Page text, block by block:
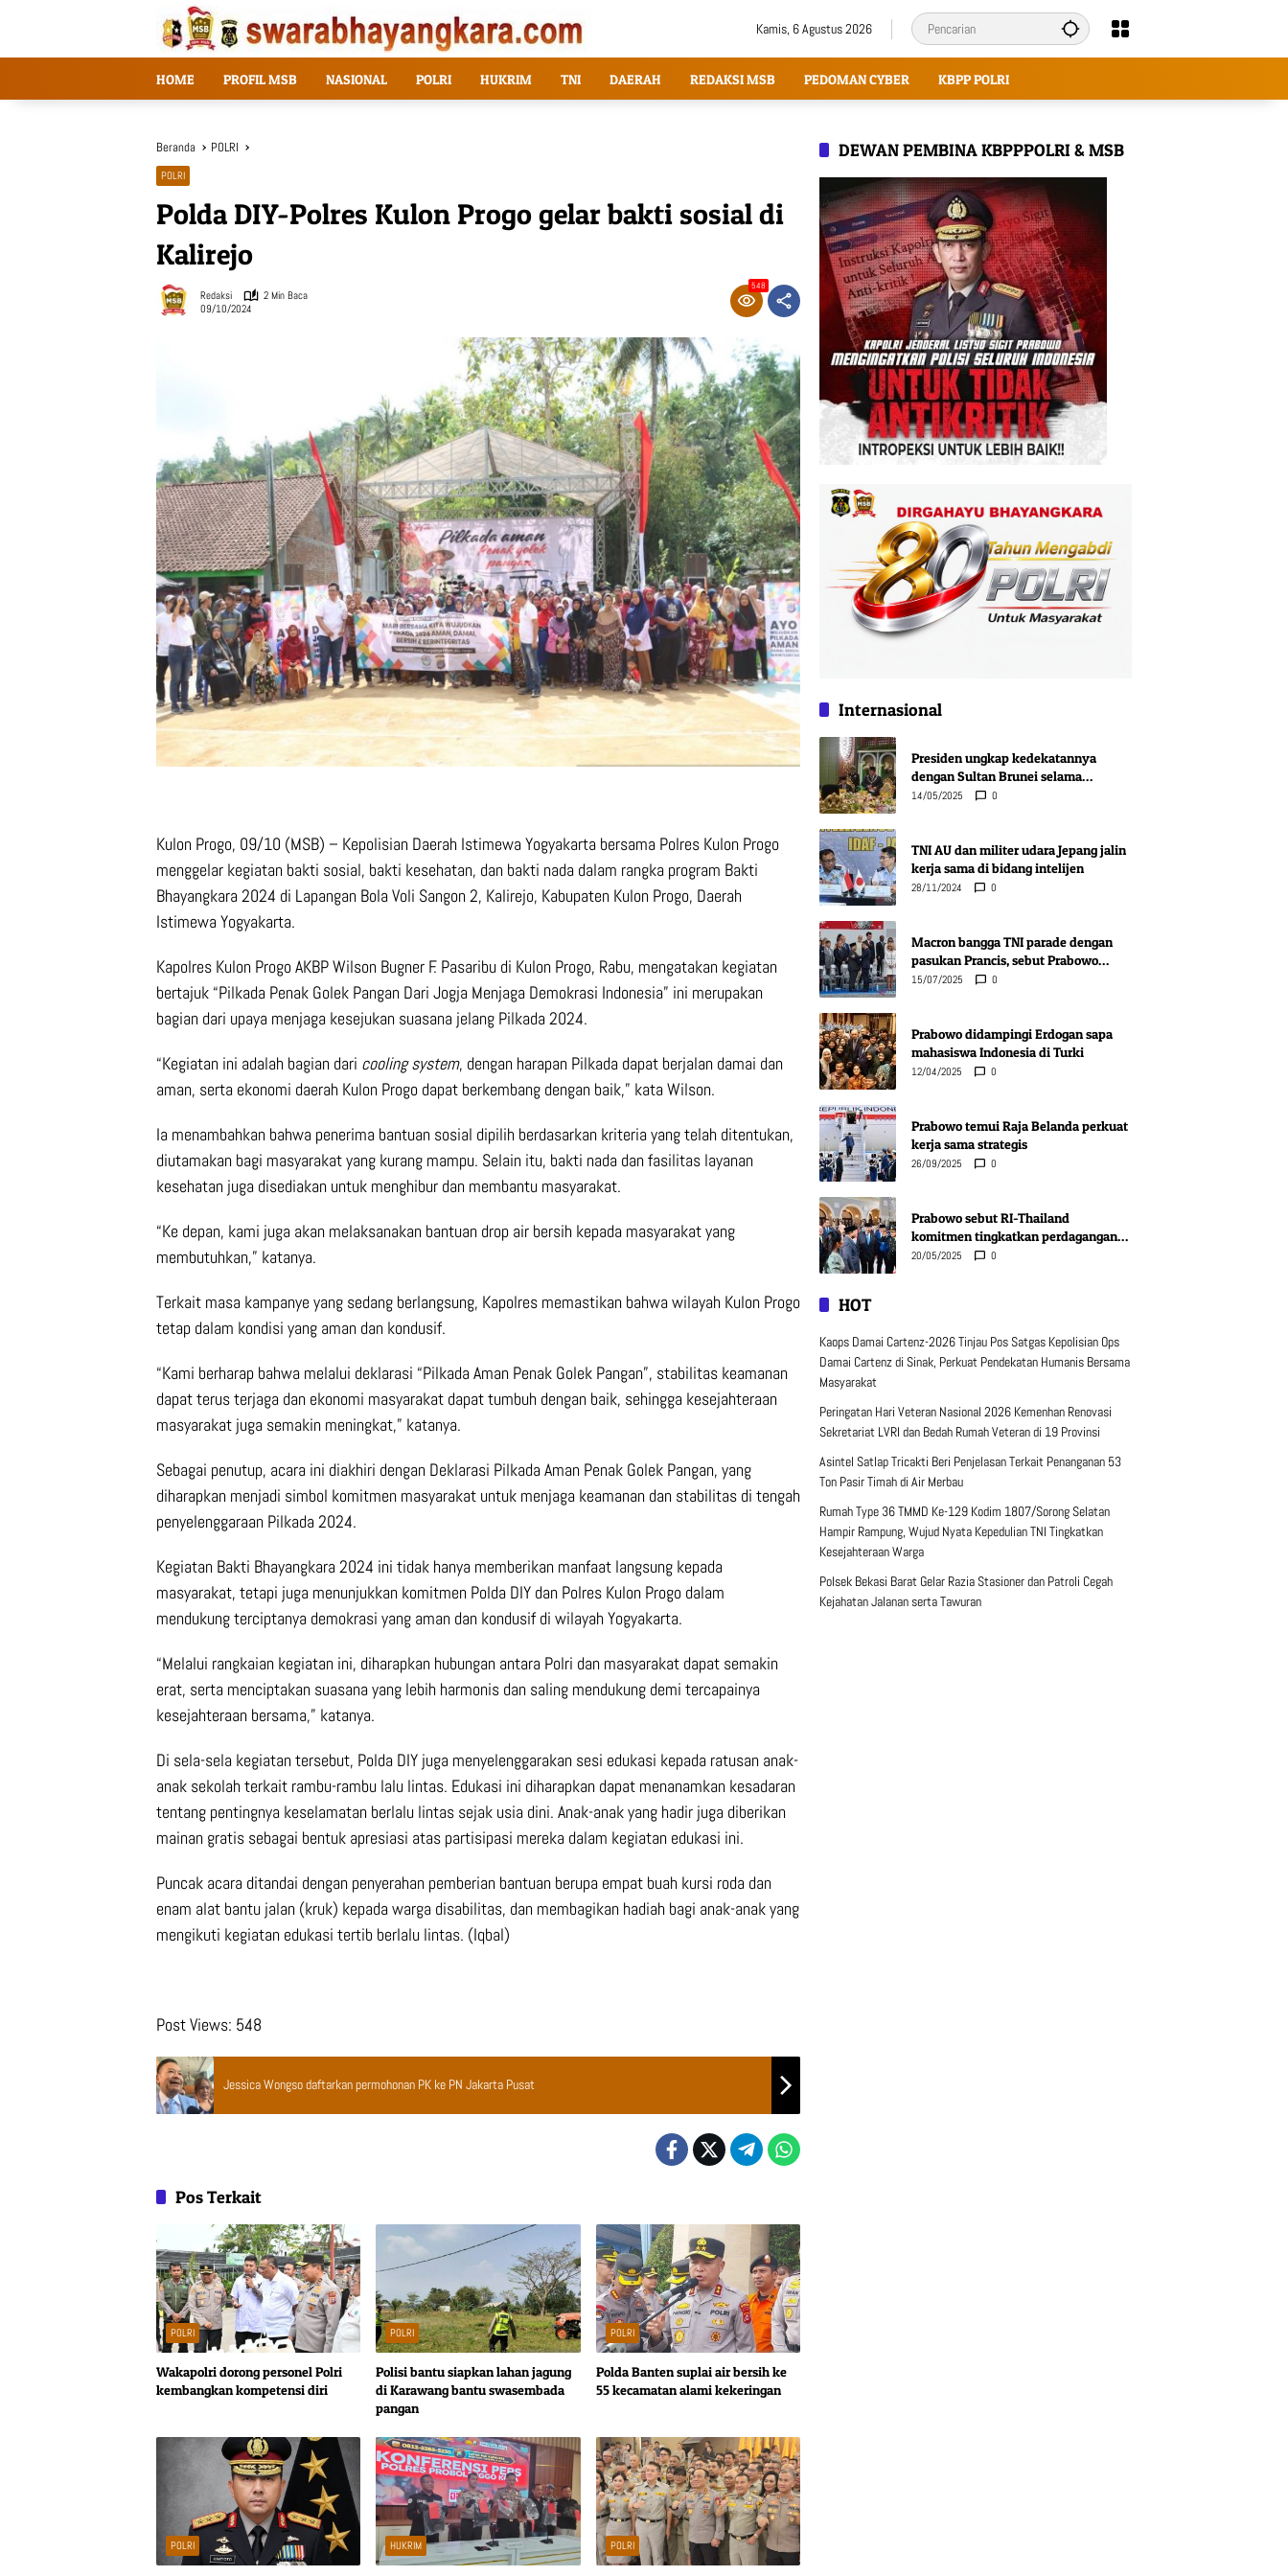
Kamis, 6 Agustus 2026
HOME PROFIL MSB NASIONAL POLRI HUKRIM TNI DAERAH REDAKSI MSB PEDOMAN CYBER KBPP POLRI
Beranda POLRI
POLRI
Polda DIY-Polres Kulon Progo gelar bakti sosial di
Kalirejo
Redaksi
2 Min Baca
09/10/2024
548
Kulon Progo, 09/10 (MSB) – Kepolisian Daerah Istimewa Yogyakarta bersama Polres Kulon Progo
menggelar kegiatan bakti sosial, bakti kesehatan, dan bakti nada dalam rangka program Bakti
Bhayangkara 2024 di Lapangan Bola Voli Sangon 2, Kalirejo, Kabupaten Kulon Progo, Daerah
Istimewa Yogyakarta.
Kapolres Kulon Progo AKBP Wilson Bugner F. Pasaribu di Kulon Progo, Rabu, mengatakan kegiatan
bertajuk “Pilkada Penak Golek Pangan Dari Jogja Menjaga Demokrasi Indonesia” ini merupakan
bagian dari upaya menjaga kesejukan suasana jelang Pilkada 2024.
“Kegiatan ini adalah bagian dari cooling system, dengan harapan Pilkada dapat berjalan damai dan
aman, serta ekonomi daerah Kulon Progo dapat berkembang dengan baik,” kata Wilson.
Ia menambahkan bahwa penerima bantuan sosial dipilih berdasarkan kriteria yang telah ditentukan,
diutamakan bagi masyarakat yang kurang mampu. Selain itu, bakti nada dan fasilitas layanan
kesehatan juga disediakan untuk menghibur dan membantu masyarakat.
“Ke depan, kami juga akan melaksanakan bantuan drop air bersih kepada masyarakat yang
membutuhkan,” katanya.
Terkait masa kampanye yang sedang berlangsung, Kapolres memastikan bahwa wilayah Kulon Progo
tetap dalam kondisi yang aman dan kondusif.
“Kami berharap bahwa melalui deklarasi “Pilkada Aman Penak Golek Pangan”, stabilitas keamanan
dapat terus terjaga dan ekonomi masyarakat dapat tumbuh dengan baik, sehingga kesejahteraan
masyarakat juga semakin meningkat,” katanya.
Sebagai penutup, acara ini diakhiri dengan Deklarasi Pilkada Aman Penak Golek Pangan, yang
diharapkan menjadi simbol komitmen masyarakat untuk menjaga keamanan dan stabilitas di tengah
penyelenggaraan Pilkada 2024.
Kegiatan Bakti Bhayangkara 2024 ini tidak hanya memberikan manfaat langsung kepada
masyarakat, tetapi juga menunjukkan komitmen Polda DIY dan Polres Kulon Progo dalam
mendukung terciptanya demokrasi yang aman dan kondusif di wilayah Yogyakarta.
“Melalui rangkaian kegiatan ini, diharapkan hubungan antara Polri dan masyarakat dapat semakin
erat, serta menciptakan suasana yang lebih harmonis dan saling mendukung demi tercapainya
kesejahteraan bersama,” katanya.
Di sela-sela kegiatan tersebut, Polda DIY juga menyelenggarakan sesi edukasi kepada ratusan anak-
anak sekolah terkait rambu-rambu lalu lintas. Edukasi ini diharapkan dapat menanamkan kesadaran
tentang pentingnya keselamatan berlalu lintas sejak usia dini. Anak-anak yang hadir juga diberikan
mainan gratis sebagai bentuk apresiasi atas partisipasi mereka dalam kegiatan edukasi ini.
Puncak acara ditandai dengan penyerahan pemberian bantuan berupa empat buah kursi roda dan
enam alat bantu jalan (kruk) kepada warga disabilitas, dan membagikan hadiah bagi anak-anak yang
mengikuti kegiatan edukasi tertib berlalu lintas. (Iqbal)
Post Views: 548
Jessica Wongso daftarkan permohonan PK ke PN Jakarta Pusat
Pos Terkait
POLRI
Wakapolri dorong personel Polri
kembangkan kompetensi diri
POLRI
Polisi bantu siapkan lahan jagung
di Karawang bantu swasembada
pangan
POLRI
Polda Banten suplai air bersih ke
55 kecamatan alami kekeringan
POLRI HUKRIM POLRI
DEWAN PEMBINA KBPPPOLRI & MSB
Internasional
Presiden ungkap kedekatannya
dengan Sultan Brunei selama
puluhan tahun
14/05/2025 0
TNI AU dan militer udara Jepang jalin
kerja sama di bidang intelijen
28/11/2024 0
Macron bangga TNI parade dengan
pasukan Prancis, sebut Prabowo
sahabat
15/07/2025 0
Prabowo didampingi Erdogan sapa
mahasiswa Indonesia di Turki
12/04/2025 0
Prabowo temui Raja Belanda perkuat
kerja sama strategis
26/09/2025 0
Prabowo sebut RI-Thailand
komitmen tingkatkan perdagangan
bilateral
20/05/2025 0
HOT
Kaops Damai Cartenz-2026 Tinjau Pos Satgas Kepolisian Ops
Damai Cartenz di Sinak, Perkuat Pendekatan Humanis Bersama
Masyarakat
Peringatan Hari Veteran Nasional 2026 Kemenhan Renovasi
Sekretariat LVRI dan Bedah Rumah Veteran di 19 Provinsi
Asintel Satlap Tricakti Beri Penjelasan Terkait Penanganan 53
Ton Pasir Timah di Air Merbau
Rumah Type 36 TMMD Ke-129 Kodim 1807/Sorong Selatan
Hampir Rampung, Wujud Nyata Kepedulian TNI Tingkatkan
Kesejahteraan Warga
Polsek Bekasi Barat Gelar Razia Stasioner dan Patroli Cegah
Kejahatan Jalanan serta Tawuran